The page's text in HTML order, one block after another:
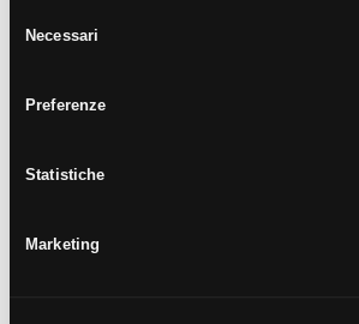
può negare il consenso sul tasto “Rifiuta".
delNecessari
Preferenze
Statistiche
Marketing